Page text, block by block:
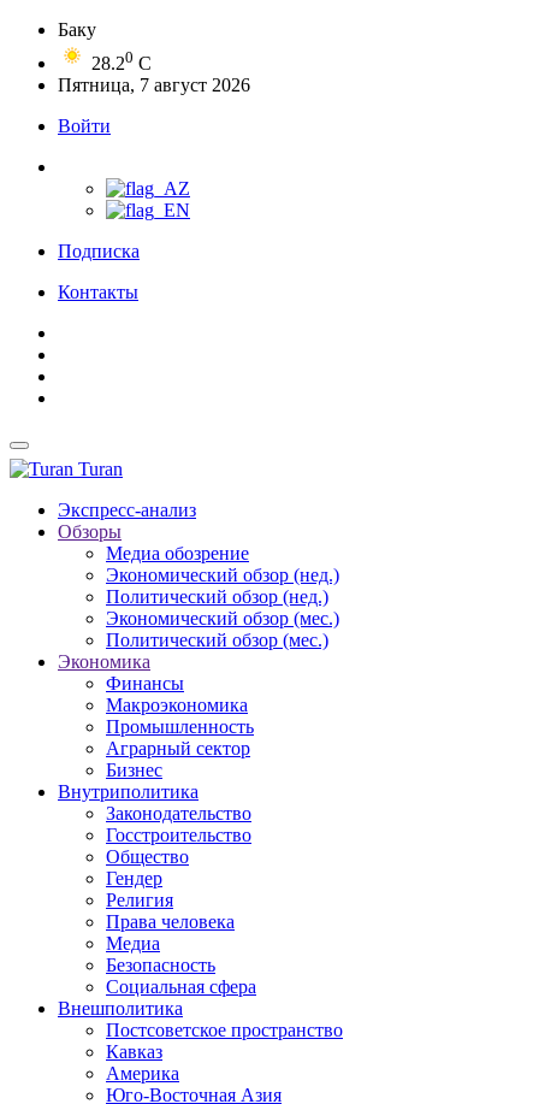
Баку
28.20 C
Пятница, 7 август 2026
Войти
Подписка
Контакты
Turan
Экспресс-анализ
Обзоры
Медиа обозрение
Экономический обзор (нед.)
Политический обзор (нед.)
Экономический обзор (мес.)
Политический обзор (мес.)
Экономика
Финансы
Макроэкономика
Промышленность
Аграрный сектор
Бизнес
Внутриполитика
Законодательство
Госстроительство
Общество
Гендер
Религия
Права человека
Медиа
Безопасность
Социальная сфера
Внешполитика
Постсоветское пространство
Кавказ
Америка
Юго-Восточная Азия